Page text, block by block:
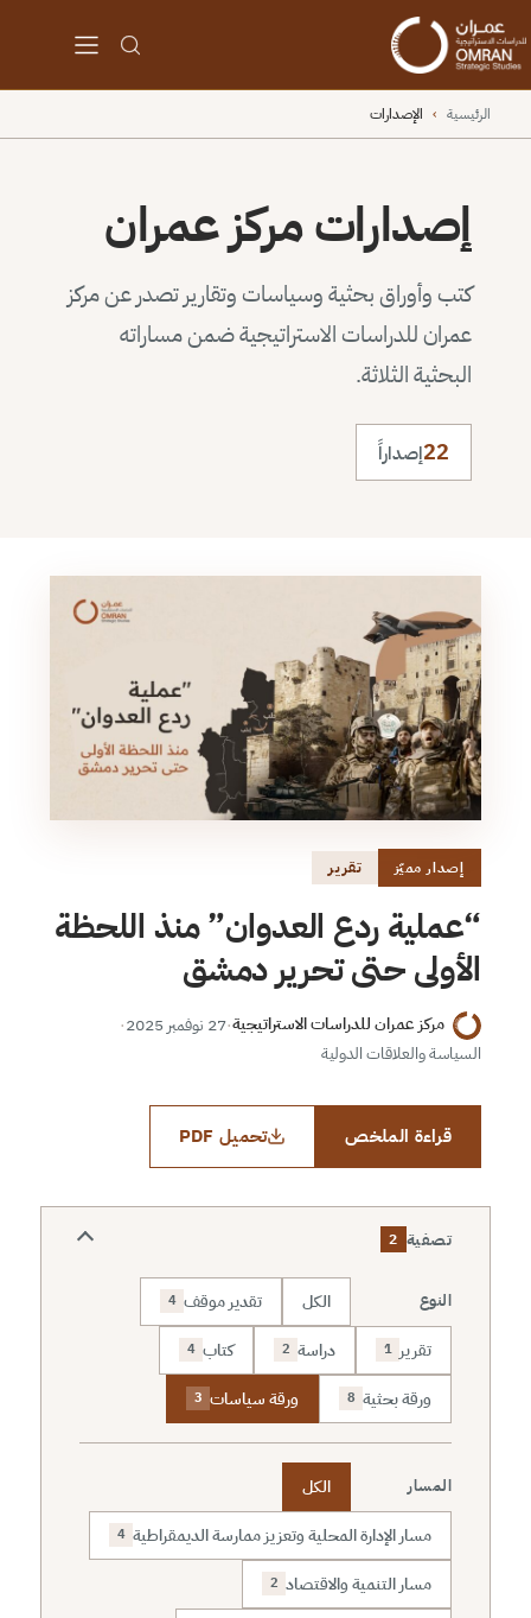
الرئيسية › الإصدارات
إصدارات مركز عمران
كتب وأوراق بحثية وسياسات وتقارير تصدر عن مركز
عمران للدراسات الاستراتيجية ضمن مساراته
البحثية الثلاثة.
22إصداراً
إصدار مميّز تقرير
“عملية ردع العدوان” منذ اللحظة
الأولى حتى تحرير دمشق
مركز عمران للدراسات الاستراتيجية·27 نوفمبر 2025
·
السياسة والعلاقات الدولية
قراءة الملخص تحميل PDF
تصفية 2
النوع الكل تقدير موقف 4
تقرير 1 دراسة 2 كتاب 4
ورقة بحثية 8 ورقة سياسات 3
المسار
الكل
مسار الإدارة المحلية وتعزيز ممارسة الديمقراطية 4
مسار التنمية والاقتصاد 2